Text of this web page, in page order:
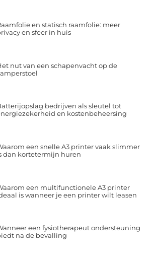
en statisch raamfolie: meer
en sfeer in huis
nut van een schapenvacht op de
bedrijven als sleutel tot
en kostenbeheersing
een snelle A3 printer vaak slimmer
dan kortetermijn huren
een multifunctionele A3 printer
is wanneer je een printer wilt leasen
een fysiotherapeut ondersteuning
na de bevalling